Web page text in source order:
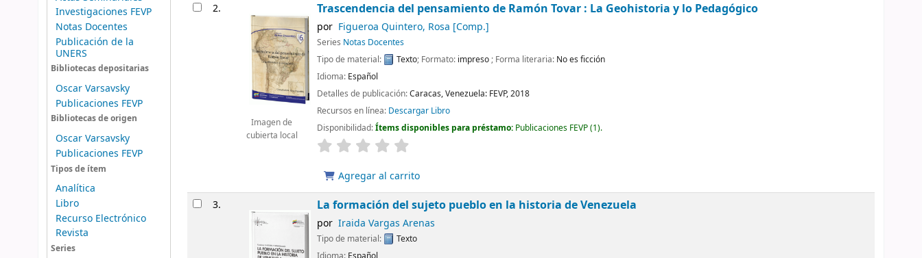
Investigaciones FEVP
Notas Docentes
Publicación de la
UNERS
Bibliotecas depositarias
Oscar Varsavsky
Publicaciones FEVP
Bibliotecas de origen
Oscar Varsavsky
Publicaciones FEVP
Tipos de ítem
Analítica
Libro
Recurso Electrónico
Revista
Series
2.
Imagen de
cubierta local
Trascendencia del pensamiento de Ramón Tovar : La Geohistoria y lo Pedagógico
por Figueroa Quintero, Rosa [Comp.]
Series Notas Docentes
Tipo de material:
Texto; Formato: impreso; Forma literaria: No es ficción
Idioma: Español
Detalles de publicación:Caracas, Venezuela: FEVP,2018
Recursos en línea: Descargar Libro
Disponibilidad:Ítems disponibles para préstamo: Publicaciones FEVP(1).
Agregar al carrito
3. La formación del sujeto pueblo en la historia de Venezuela
por Iraida Vargas Arenas
Tipo de material:
Texto